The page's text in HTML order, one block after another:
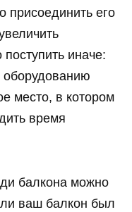
присоединить его
иначе:
оборудованию
место, в котором
время
балкона можно
ваш балкон был